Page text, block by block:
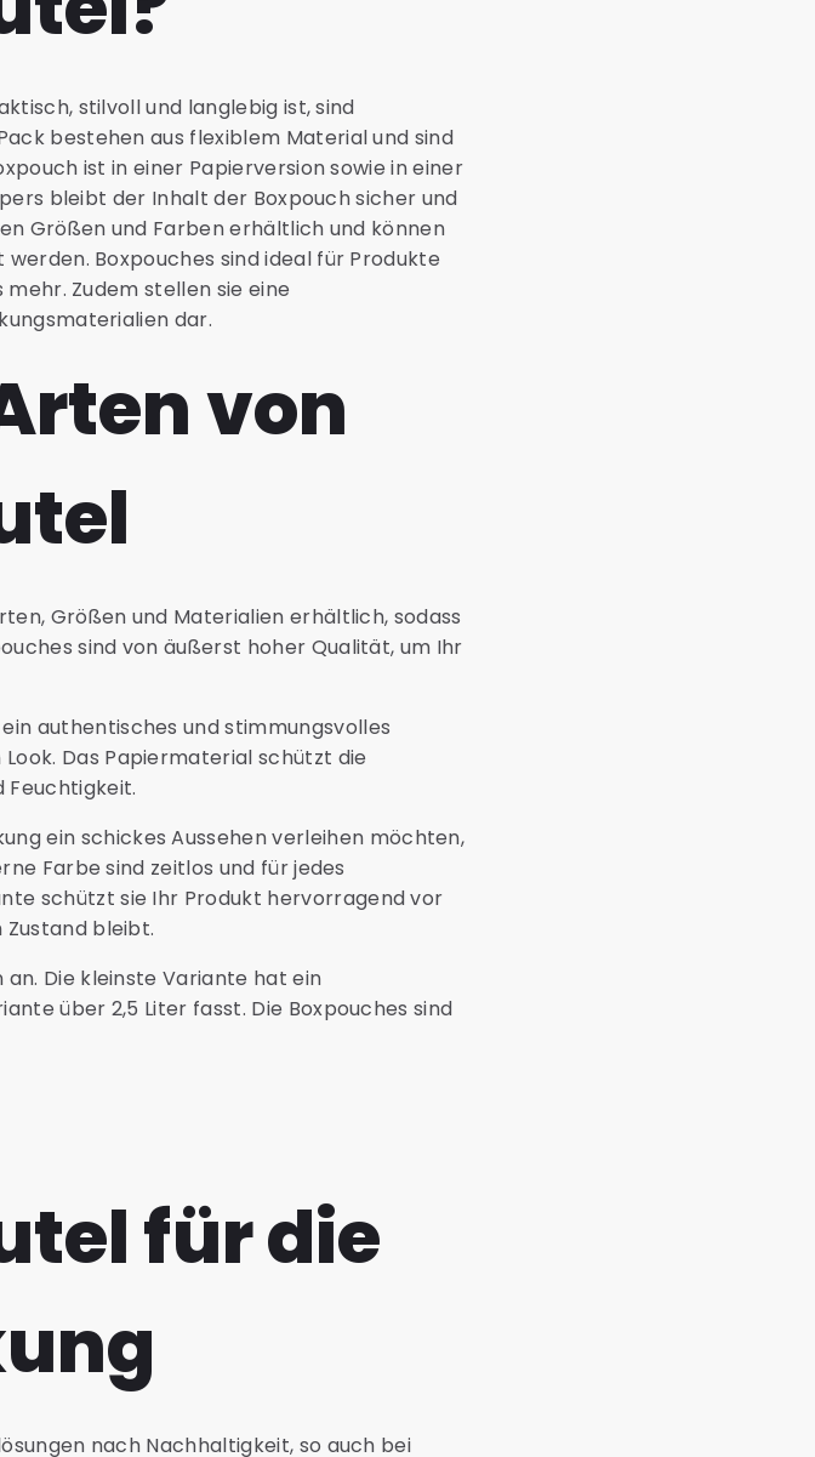
stilvoll und langlebig ist, sind
bestehen aus flexiblem Material und sind
ist in einer Papierversion sowie in einer
bleibt der Inhalt der Boxpouch sicher und
Größen und Farben erhältlich und können
Boxpouches sind ideal für Produkte
Zudem stellen sie eine
dar.
von
Größen und Materialien erhältlich, sodass
sind von äußerst hoher Qualität, um Ihr
authentisches und stimmungsvolles
Das Papiermaterial schützt die
Feuchtigkeit.
ein schickes Aussehen verleihen möchten,
Farbe sind zeitlos und für jedes
schützt sie Ihr Produkt hervorragend vor
bleibt.
Die kleinste Variante hat ein
über 2,5 Liter fasst. Die Boxpouches sind
für die
nach Nachhaltigkeit, so auch bei